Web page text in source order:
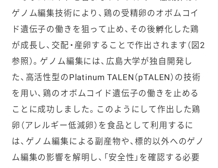
ゲノム編集技術により、鶏の受精卵のオボムコイ
ド遺伝子の働きを狙って止め、その後孵化した鶏
が成長し、交配・産卵することで作出されます（図2
参照）。ゲノム編集には、広島大学が独自開発し
た、高活性型のPlatinum TALEN（pTALEN）の技術
を用い、鶏のオボムコイド遺伝子の働きを止める
ことに成功しました。このようにして作出した鶏
卵（アレルギー低減卵）を食品として利用するに
は、ゲノム編集による副産物や、標的以外へのゲノ
ム編集の影響を解明し、「安全性」を確認する必要